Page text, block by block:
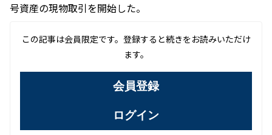
号資産の現物取引を開始した。
この記事は会員限定です。登録すると続きをお読みいただけ
ます。
会員登録
ログイン